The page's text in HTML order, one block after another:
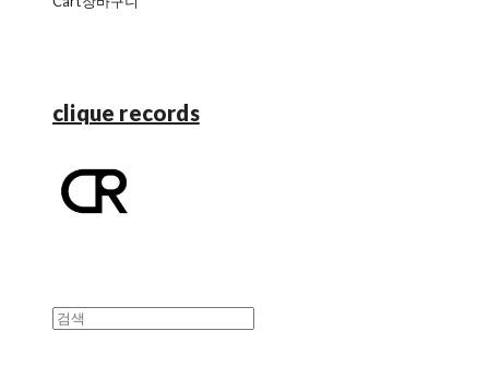
clique records